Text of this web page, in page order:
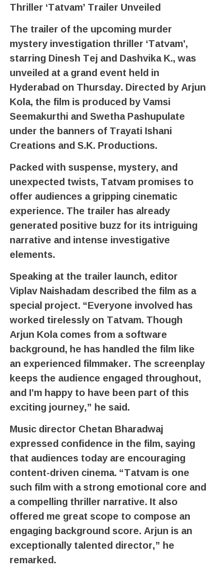
Thriller ‘Tatvam’ Trailer Unveiled
The trailer of the upcoming murder
mystery investigation thriller ‘Tatvam’,
starring Dinesh Tej and Dashvika K., was
unveiled at a grand event held in
Hyderabad on Thursday. Directed by Arjun
Kola, the film is produced by Vamsi
Seemakurthi and Swetha Pashupulate
under the banners of Trayati Ishani
Creations and S.K. Productions.
Packed with suspense, mystery, and
unexpected twists, Tatvam promises to
offer audiences a gripping cinematic
experience. The trailer has already
generated positive buzz for its intriguing
narrative and intense investigative
elements.
Speaking at the trailer launch, editor
Viplav Naishadam described the film as a
special project. “Everyone involved has
worked tirelessly on Tatvam. Though
Arjun Kola comes from a software
background, he has handled the film like
an experienced filmmaker. The screenplay
keeps the audience engaged throughout,
and I’m happy to have been part of this
exciting journey,” he said.
Music director Chetan Bharadwaj
expressed confidence in the film, saying
that audiences today are encouraging
content-driven cinema. “Tatvam is one
such film with a strong emotional core and
a compelling thriller narrative. It also
offered me great scope to compose an
engaging background score. Arjun is an
exceptionally talented director,” he
remarked.